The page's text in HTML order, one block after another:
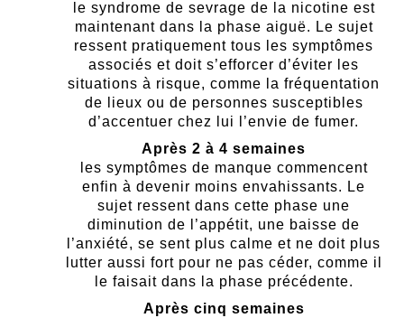
le syndrome de sevrage de la nicotine est
maintenant dans la phase aiguë. Le sujet
ressent pratiquement tous les symptômes
associés et doit s’efforcer d’éviter les
situations à risque, comme la fréquentation
de lieux ou de personnes susceptibles
d’accentuer chez lui l’envie de fumer.
Après 2 à 4 semaines
les symptômes de manque commencent
enfin à devenir moins envahissants. Le
sujet ressent dans cette phase une
diminution de l’appétit, une baisse de
l’anxiété, se sent plus calme et ne doit plus
lutter aussi fort pour ne pas céder, comme il
le faisait dans la phase précédente.
Après cinq semaines